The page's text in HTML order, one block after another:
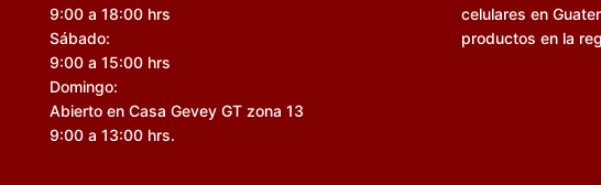
9:00 a 18:00 hrs
Sábado:
9:00 a 15:00 hrs
Domingo:
Abierto en Casa Gevey GT zona 13
9:00 a 13:00 hrs.
celulares en
productos en la